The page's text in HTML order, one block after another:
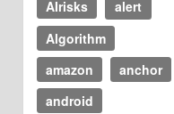
AIrisks
alert
Algorithm
amazon
anchor
android